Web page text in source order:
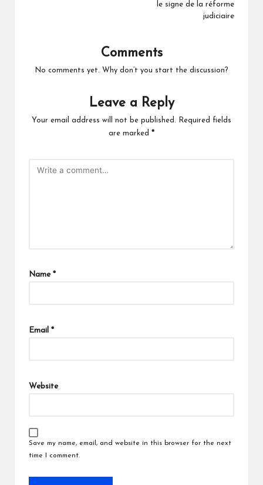
le signe de la réforme
judiciaire
Comments
No comments yet. Why don’t you start the discussion?
Leave a Reply
Your email address will not be published.
Required fields
are marked *
Name *
Email *
Website
Save my name, email, and website in this browser for the next
time I comment.